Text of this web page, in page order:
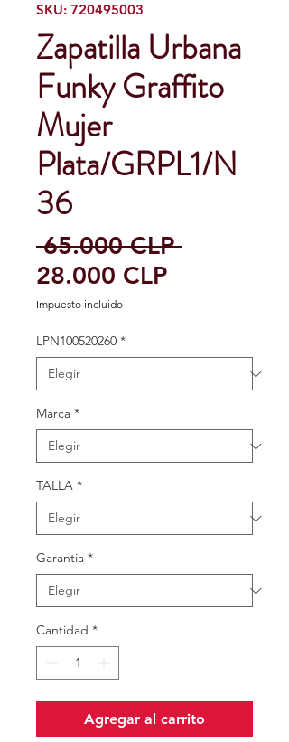
SKU: 720495003
Zapatilla Urbana
Funky Graffito
Mujer
Plata/GRPL1/N
36
65.000 CLP Precio
28.000 CLP
Impuesto incluido
LPN100520260 *
Marca *
TALLA *
Garantia *
Cantidad *
Agregar al carrito